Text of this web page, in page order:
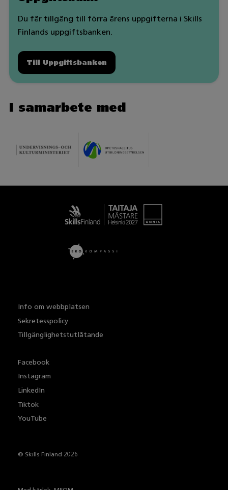
Du får tillgång till förra årens uppgifterna i Skills
Finlands uppgiftsbanken.
Till Uppgiftsbanken
I samarbete med
Info om webbplatsen
Sekretesspolicy
Tillgänglighetstutlåtande
Facebook
Instagram
LinkedIn
Tiktok
YouTube
© Skills Finland 2026